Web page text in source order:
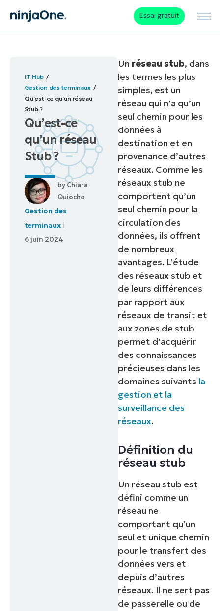
Essai gratuit
IT Hub
Gestion des terminaux
Qu’est-ce qu’un réseau
Stub ?
Qu’est-ce
qu’un réseau
Stub ?
byChiara
Quiocho
Gestion des
terminaux
6 juin 2024
Un réseau stub, dans
les termes les plus
simples, est un
réseau qui n’a qu’un
seul chemin pour les
données à
destination et en
provenance d’autres
réseaux. Comme les
réseaux stub ne
comportent qu’un
seul chemin pour la
circulation des
données, ils offrent
de nombreux
avantages. L’étude
des réseaux stub et
de leurs différences
par rapport aux
réseaux de transit et
aux zones de stub
permet d’acquérir
des connaissances
précieuses dans les
domaines suivants la
gestion et la
surveillance des
réseaux.
Définition du
réseau stub
Un réseau stub est
défini comme un
réseau ne
comportant qu’un
seul et unique chemin
pour le transfert des
données vers et
depuis d’autres
réseaux. Il ne sert pas
de passerelle ou de